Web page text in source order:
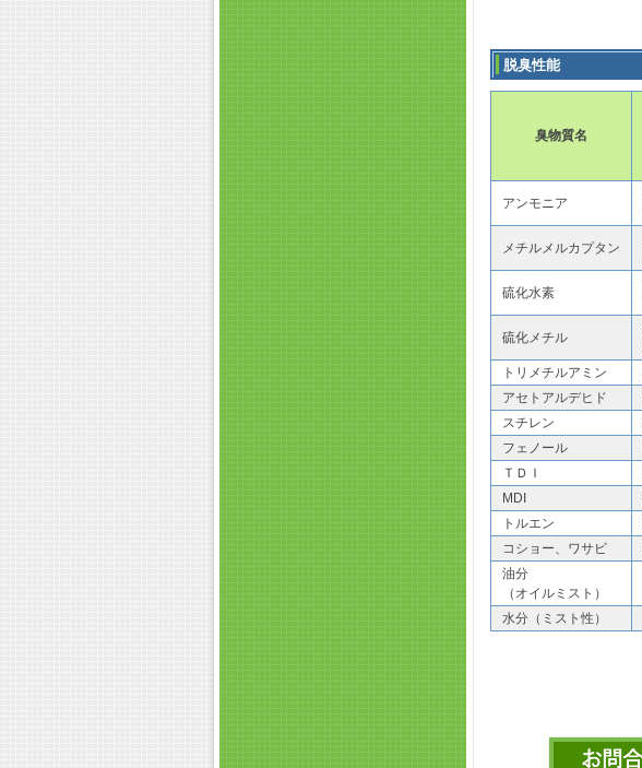
脱臭性能
臭物質名
アンモニア
メチルメルカプタン
硫化水素
硫化メチル
トリメチルアミン
アセトアルデヒド
スチレン
フェノール
ＴＤＩ
MDI
トルエン
コショー、ワサビ
油分
（オイルミスト）
水分（ミスト性）